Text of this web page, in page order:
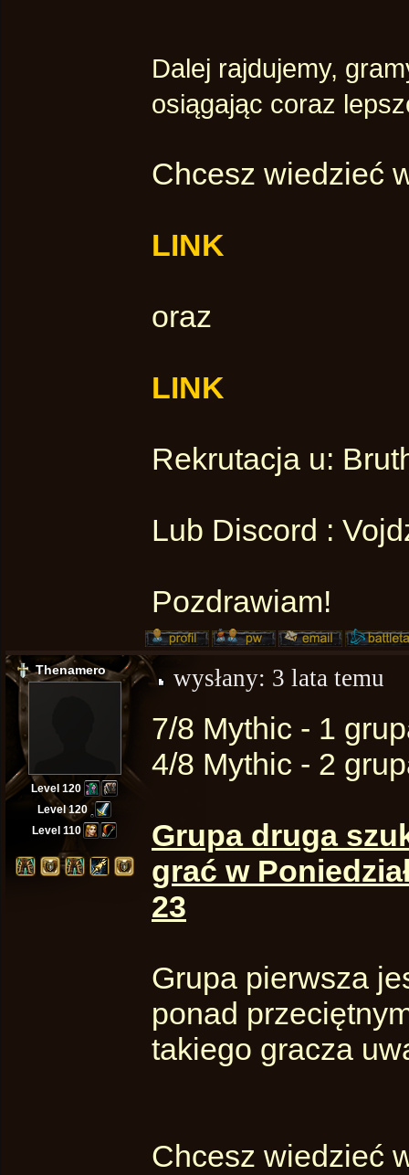
Dalej rajdujemy,
osiągając coraz
Chcesz wiedzieć
LINK
oraz
LINK
Rekrutacja u:
Lub Discord :
Pozdrawiam!
Thenamero
Level 120
Level 120
Level 110
wysłany: 3 lata temu
7/8 Mythic - 1
4/8 Mythic - 2
Grupa druga
grać w
23
Grupa pierwsza
ponad
takiego gracza
Chcesz wiedzieć